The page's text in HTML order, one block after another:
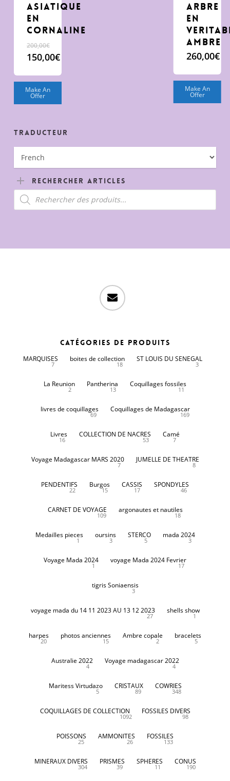
asiatique
en
cornaline
200,00€
Le
initial
était :
200,00€.
150,00€
prix
actuel
est :
Make An
Offer
arbre
en
Ambre
260,00€
Make An
Offer
Traducteur
Rechercher Articles
Recherche
de
produits
email
Catégories de produits
MARQUISES
7
boites de collection
18
ST LOUIS DU SENEGAL
3
La Reunion
2
Pantherina
13
Coquillages fossiles
11
livres de coquillages
69
Coquillages de Madagascar
169
Livres
16
COLLECTION DE NACRES
53
Camé
7
Voyage Madagascar MARS 2020
7
JUMELLE DE THEATRE
8
PENDENTIFS
22
Burgos
15
CASSIS
17
SPONDYLES
46
CARNET DE VOYAGE
109
argonautes et nautiles
18
Medailles pieces
1
oursins
3
STERCO
5
mada 2024
3
Voyage Mada 2024
1
voyage Mada 2024 Fevrier
17
tigris Soniaensis
3
voyage mada du 14 11 2023 AU 13 12 2023
27
shells show
1
harpes
20
photos anciennes
15
Ambre copale
2
bracelets
5
Australie 2022
4
Voyage madagascar 2022
4
Maritess Virtudazo
5
CRISTAUX
89
COWRIES
348
COQUILLAGES DE COLLECTION
1092
FOSSILES DIVERS
98
POISSONS
25
AMMONITES
26
FOSSILES
133
MINERAUX DIVERS
304
PRISMES
39
SPHERES
11
CONUS
190